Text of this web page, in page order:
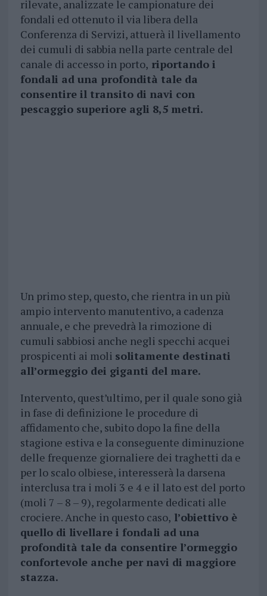
rilevate, analizzate le campionature dei
fondali ed ottenuto il via libera della
Conferenza di Servizi, attuerà il livellamento
dei cumuli di sabbia nella parte centrale del
canale di accesso in porto, riportando i
fondali ad una profondità tale da
consentire il transito di navi con
pescaggio superiore agli 8,5 metri.
Un primo step, questo, che rientra in un più
ampio intervento manutentivo, a cadenza
annuale, e che prevedrà la rimozione di
cumuli sabbiosi anche negli specchi acquei
prospicenti ai moli solitamente destinati
all’ormeggio dei giganti del mare.
Intervento, quest’ultimo, per il quale sono già
in fase di definizione le procedure di
affidamento che, subito dopo la fine della
stagione estiva e la conseguente diminuzione
delle frequenze giornaliere dei traghetti da e
per lo scalo olbiese, interesserà la darsena
interclusa tra i moli 3 e 4 e il lato est del porto
(moli 7 – 8 – 9), regolarmente dedicati alle
crociere. Anche in questo caso, l’obiettivo è
quello di livellare i fondali ad una
profondità tale da consentire l’ormeggio
confortevole anche per navi di maggiore
stazza.